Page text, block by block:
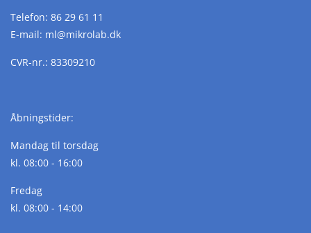
Telefon: 86 29 61 11
E-mail: ml@mikrolab.dk
CVR-nr.: 83309210
Åbningstider:
Mandag til torsdag
kl. 08:00 - 16:00
Fredag
kl. 08:00 - 14:00